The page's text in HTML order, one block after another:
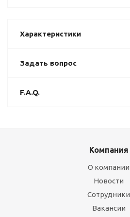
Характеристики
Задать вопрос
F.A.Q.
Компания
О компании
Новости
Сотрудники
Вакансии